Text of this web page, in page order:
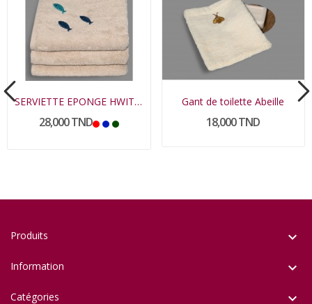
SERVIETTE EPONGE HWITET PETIT MODELE
28,000 TND
Gant de toilette Abeille
18,000 TND
Produits 
Information 
Catégories 